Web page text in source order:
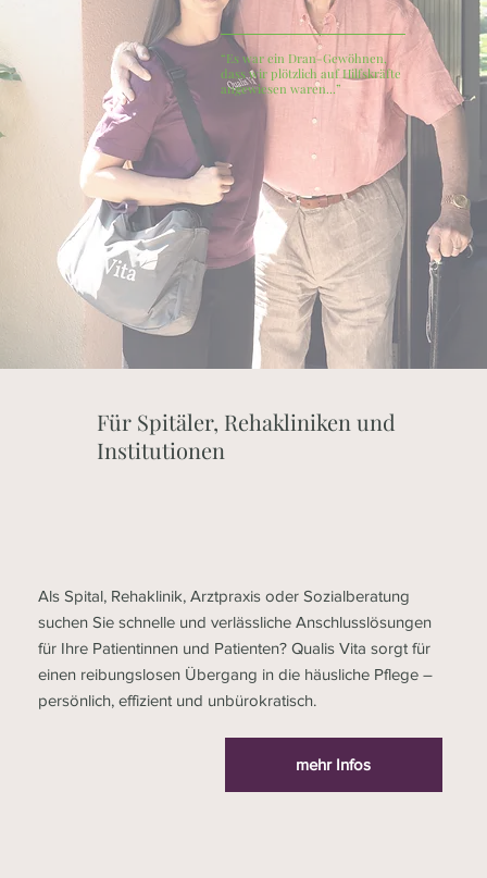
richtigen Unterstützung. Unsere Spitex in Bern und
Basel bietet individuelle Beratung und praktische
Hilfe, damit Sicherheit und Wohlbefinden
gewährleistet sind.
Dank dem digitalen Pflegetagebuch von Qualis
Vita bleiben Angehörige jederzeit informiert und
können den Betreuungsverlauf transparent
nachverfolgen.
mehr Infos
“Es war ein Dran-Gewöhnen,
dass wir plötzlich auf Hilfskräfte
angewiesen waren...”
Für Spitäler, Rehakliniken und
Institutionen
Als Spital, Rehaklinik, Arztpraxis oder Sozialberatung
suchen Sie schnelle und verlässliche Anschlusslösungen
für Ihre Patientinnen und Patienten? Qualis Vita sorgt für
einen reibungslosen Übergang in die häusliche Pflege –
persönlich, effizient und unbürokratisch.
mehr Infos